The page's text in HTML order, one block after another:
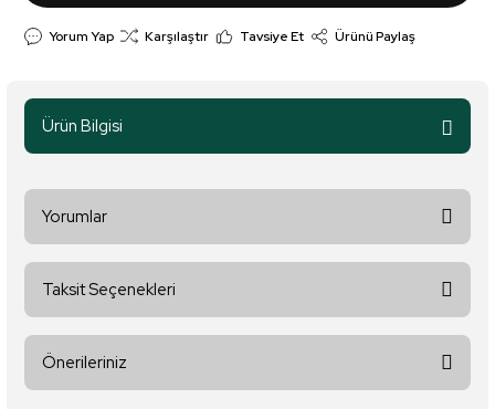
Yorum Yap Karşılaştır Tavsiye Et Ürünü Paylaş
Ürün Bilgisi
Yorumlar
Taksit Seçenekleri
Önerileriniz